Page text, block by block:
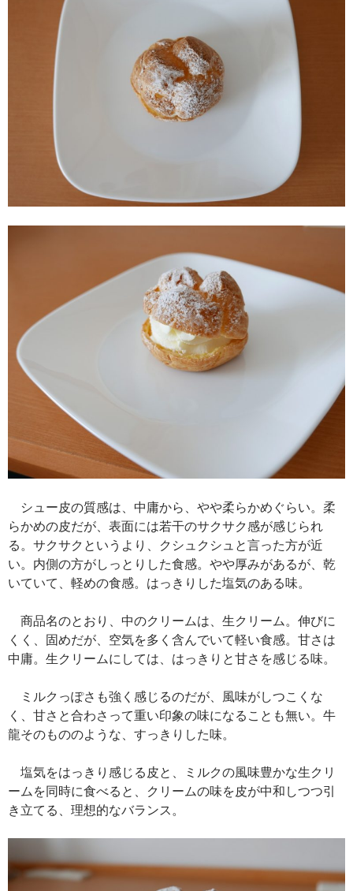
シュー皮の質感は、中庸から、やや柔らかめぐらい。柔
らかめの皮だが、表面には若干のサクサク感が感じられ
る。サクサクというより、クシュクシュと言った方が近
い。内側の方がしっとりした食感。やや厚みがあるが、乾
いていて、軽めの食感。はっきりした塩気のある味。
商品名のとおり、中のクリームは、生クリーム。伸びに
くく、固めだが、空気を多く含んでいて軽い食感。甘さは
中庸。生クリームにしては、はっきりと甘さを感じる味。
ミルクっぽさも強く感じるのだが、風味がしつこくな
く、甘さと合わさって重い印象の味になることも無い。牛
龍そのもののような、すっきりした味。
塩気をはっきり感じる皮と、ミルクの風味豊かな生クリ
ームを同時に食べると、クリームの味を皮が中和しつつ引
き立てる、理想的なバランス。